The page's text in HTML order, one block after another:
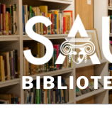
Saltar
al
contenido